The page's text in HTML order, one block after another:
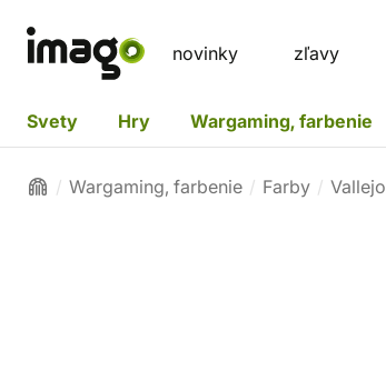
novinky zľavy
Svety Hry Wargaming, farbenie
Wargaming, farbenie Farby Vallejo